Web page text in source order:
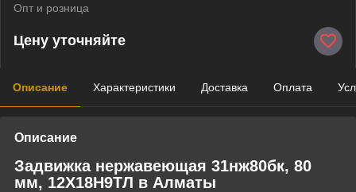
Опт и розница
Цену уточняйте
Описание Характеристики Доставка Оплата
Описание
Задвижка нержавеющая 31нж80бк, 80
мм, 12Х18Н9ТЛ в Алматы